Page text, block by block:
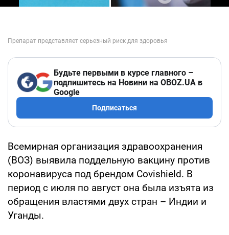
Будьте первыми в курсе главного –
подпишитесь на Новини на OBOZ.UA в
Google
Подписаться
Всемирная организация здравоохранения
(ВОЗ) выявила поддельную вакцину против
коронавируса под брендом Covishield. В
период с июля по август она была изъята из
обращения властями двух стран – Индии и
Уганды.